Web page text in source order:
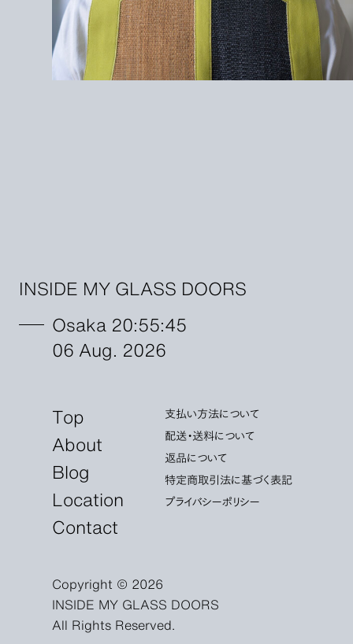
INSIDE MY GLASS DOORS
Osaka 20:55:46
06 Aug. 2026
Top
About
Blog
Location
Contact
支払い方法について
配送・送料について
返品について
特定商取引法に基づく表記
プライバシーポリシー
Copyright © 2026
INSIDE MY GLASS DOORS
All Rights Reserved.